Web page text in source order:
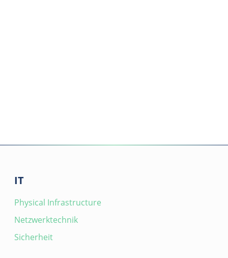
IT
Physical Infrastructure
Netzwerktechnik
Sicherheit